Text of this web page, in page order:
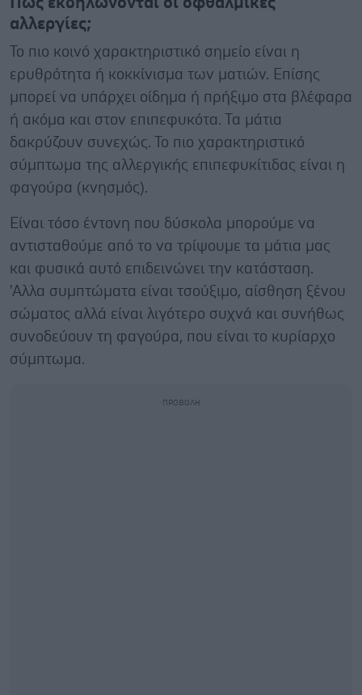
αλλεργίες;
Το πιο κοινό χαρακτηριστικό σημείο είναι η
ερυθρότητα ή κοκκίνισμα των ματιών. Επίσης
μπορεί να υπάρχει οίδημα ή πρήξιμο στα βλέφαρα
ή ακόμα και στον επιπεφυκότα. Τα μάτια
δακρύζουν συνεχώς. Το πιο χαρακτηριστικό
σύμπτωμα της αλλεργικής επιπεφυκίτιδας είναι η
φαγούρα (κνησμός).
Είναι τόσο έντονη που δύσκολα μπορούμε να
αντισταθούμε από το να τρίψουμε τα μάτια μας
και φυσικά αυτό επιδεινώνει την κατάσταση.
'Αλλα συμπτώματα είναι τσούξιμο, αίσθηση ξένου
σώματος αλλά είναι λιγότερο συχνά και συνήθως
συνοδεύουν τη φαγούρα, που είναι το κυρίαρχο
σύμπτωμα.